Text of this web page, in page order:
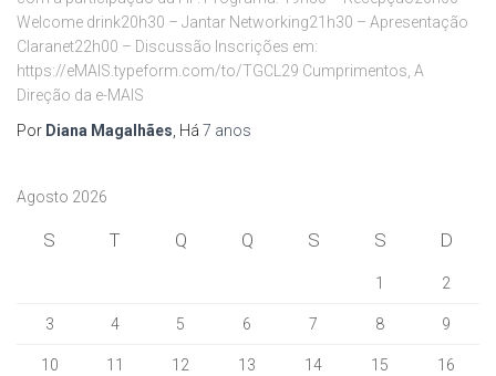
Welcome drink20h30 – Jantar Networking21h30 – Apresentação
Claranet22h00 – Discussão Inscrições em:
https://eMAIS.typeform.com/to/TGCL29 Cumprimentos, A
Direção da e-MAIS
Por Diana Magalhães , Há 7 anos
Agosto 2026
S T Q Q S S D
1 2
3 4 5 6 7 8 9
10 11 12 13 14 15 16